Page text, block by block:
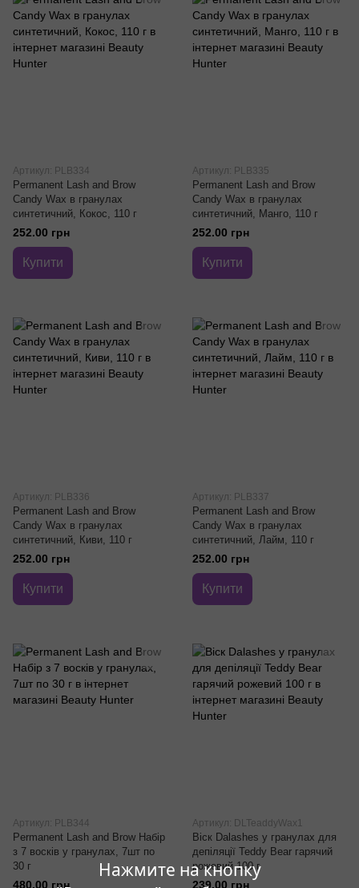
Нажмите на кнопку
Артикул: PLB334
Permanent Lash and Brow
Candy Wax в гранулах
синтетичний, Кокос, 110 г
252.00 грн
Купити
Артикул: PLB335
Permanent Lash and Brow
Candy Wax в гранулах
синтетичний, Манго, 110 г
252.00 грн
Купити
Артикул: PLB336
Permanent Lash and Brow
Candy Wax в гранулах
синтетичний, Киви, 110 г
252.00 грн
Купити
Артикул: PLB337
Permanent Lash and Brow
Candy Wax в гранулах
синтетичний, Лайм, 110 г
252.00 грн
Купити
Артикул: PLB344
Permanent Lash and Brow Набір
з 7 восків у гранулах, 7шт по
30 г
480.00 грн
Артикул: DLTeaddyWax1
Віск Dalashes у гранулах для
депіляції Teddy Bear гарячий
рожевий 100 г
239.00 грн